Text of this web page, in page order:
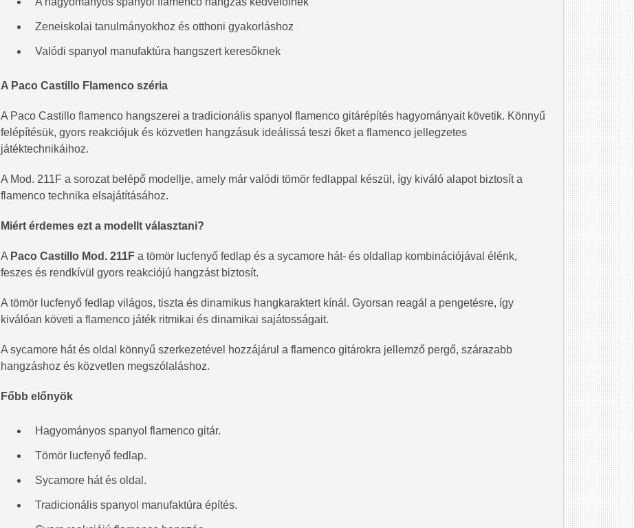
Zeneiskolai tanulmányokhoz és otthoni gyakorláshoz
Valódi spanyol manufaktúra hangszert keresőknek
A Paco Castillo Flamenco széria
A Paco Castillo flamenco hangszerei a tradicionális spanyol flamenco gitárépítés hagyományait követik. Könnyű
felépítésük, gyors reakciójuk és közvetlen hangzásuk ideálissá teszi őket a flamenco jellegzetes
játéktechnikáihoz.
A Mod. 211F a sorozat belépő modellje, amely már valódi tömör fedlappal készül, így kiváló alapot biztosít a
flamenco technika elsajátításához.
Miért érdemes ezt a modellt választani?
A Paco Castillo Mod. 211F a tömör lucfenyő fedlap és a sycamore hát- és oldallap kombinációjával élénk,
feszes és rendkívül gyors reakciójú hangzást biztosít.
A tömör lucfenyő fedlap világos, tiszta és dinamikus hangkaraktert kínál. Gyorsan reagál a pengetésre, így
kiválóan követi a flamenco játék ritmikai és dinamikai sajátosságait.
A sycamore hát és oldal könnyű szerkezetével hozzájárul a flamenco gitárokra jellemző pergő, szárazabb
hangzáshoz és közvetlen megszólaláshoz.
Főbb előnyök
Hagyományos spanyol flamenco gitár.
Tömör lucfenyő fedlap.
Sycamore hát és oldal.
Tradicionális spanyol manufaktúra építés.